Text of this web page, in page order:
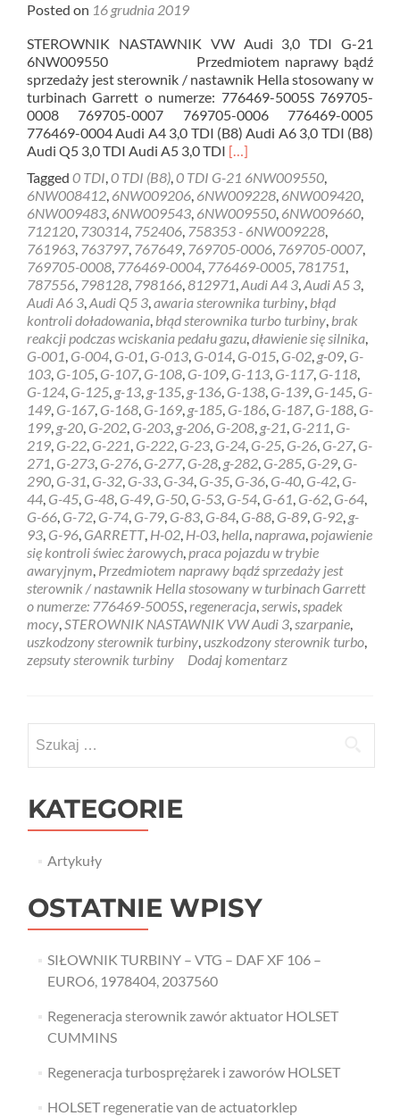
Posted on 16 grudnia 2019
STEROWNIK NASTAWNIK VW Audi 3,0 TDI G-21
6NW009550 Przedmiotem naprawy bądź
sprzedaży jest sterownik / nastawnik Hella stosowany w
turbinach Garrett o numerze: 776469-5005S 769705-
0008 769705-0007 769705-0006 776469-0005
776469-0004 Audi A4 3,0 TDI (B8) Audi A6 3,0 TDI (B8)
Audi Q5 3,0 TDI Audi A5 3,0 TDI Read
about
STEROWNIK
NASTAWNIK
VW
Audi
3,0
TDI
G-
21
6NW009550
[…]
Tagged 0 TDI,0 TDI (B8),0 TDI G-21 6NW009550,
6NW008412, 6NW009206, 6NW009228, 6NW009420,
6NW009483, 6NW009543, 6NW009550, 6NW009660,
712120, 730314, 752406, 758353 - 6NW009228,
761963, 763797, 767649, 769705-0006, 769705-0007,
769705-0008, 776469-0004, 776469-0005, 781751,
787556, 798128, 798166,812971,Audi A4 3,Audi A5 3,
Audi A6 3,Audi Q5 3,awaria sterownika turbiny, błąd
kontroli doładowania, błąd sterownika turbo turbiny, brak
reakcji podczas wciskania pedału gazu,dławienie się silnika,
G-001, G-004, G-01, G-013, G-014, G-015, G-02, g-09, G-
103, G-105, G-107, G-108, G-109, G-113, G-117, G-118,
G-124, G-125, g-13, g-135, g-136, G-138, G-139, G-145, G-
149, G-167, G-168, G-169, g-185, G-186, G-187, G-188, G-
199, g-20, G-202, G-203, g-206, G-208, g-21, G-211, G-
219, G-22, G-221, G-222, G-23, G-24, G-25, G-26, G-27, G-
271, G-273, G-276, G-277, G-28, g-282, G-285, G-29, G-
290, G-31, G-32, G-33, G-34, G-35, G-36, G-40, G-42, G-
44, G-45, G-48, G-49, G-50, G-53, G-54, G-61, G-62, G-64,
G-66, G-72, G-74, G-79, G-83, G-84, G-88, G-89, G-92, g-
93, G-96, GARRETT, H-02, H-03, hella,naprawa,pojawienie
się kontroli świec żarowych,praca pojazdu w trybie
awaryjnym, Przedmiotem naprawy bądź sprzedaży jest
sterownik / nastawnik Hella stosowany w turbinach Garrett
o numerze: 776469-5005S,regeneracja,serwis,spadek
mocy,STEROWNIK NASTAWNIK VW Audi 3,szarpanie,
uszkodzony sterownik turbiny,uszkodzony sterownik turbo,
zepsuty sterownik turbiny
Dodaj komentarz
KATEGORIE
Artykuły
OSTATNIE WPISY
SIŁOWNIK TURBINY – VTG – DAF XF 106 –
EURO6, 1978404, 2037560
Regeneracja sterownik zawór aktuator HOLSET
CUMMINS
Regeneracja turbosprężarek i zaworów HOLSET
HOLSET regeneratie van de actuatorklep